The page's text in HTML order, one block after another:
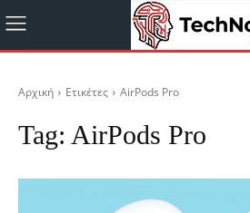
Αρχική Ετικέτες AirPods Pro
Tag: AirPods Pro